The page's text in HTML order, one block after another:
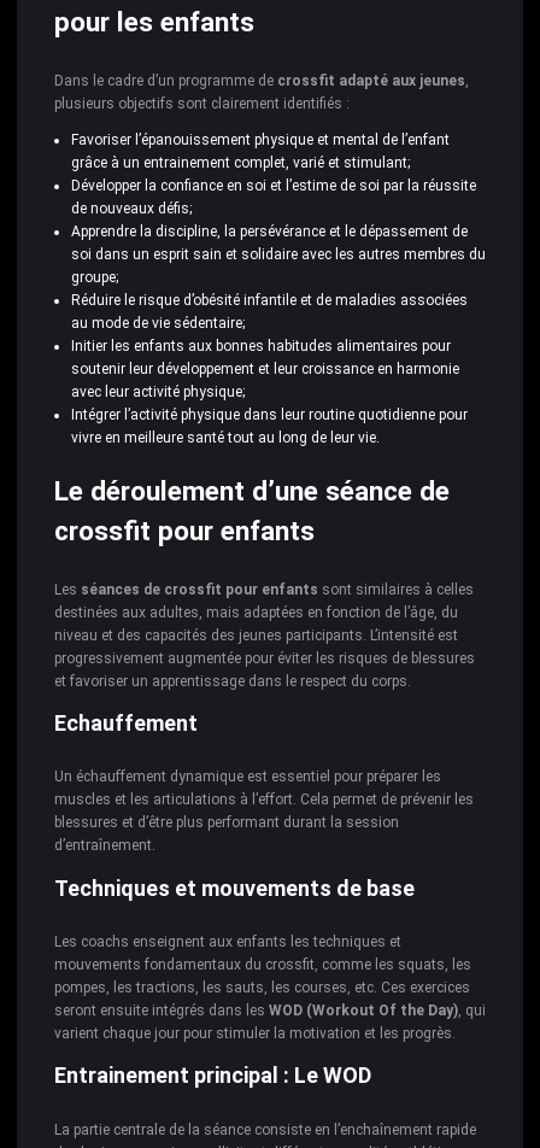
pour les enfants
Dans le cadre d’un programme de crossfit adapté aux jeunes,
plusieurs objectifs sont clairement identifiés :
Favoriser l’épanouissement physique et mental de l’enfant
grâce à un entrainement complet, varié et stimulant;
Développer la confiance en soi et l’estime de soi par la réussite
de nouveaux défis;
Apprendre la discipline, la persévérance et le dépassement de
soi dans un esprit sain et solidaire avec les autres membres du
groupe;
Réduire le risque d’obésité infantile et de maladies associées
au mode de vie sédentaire;
Initier les enfants aux bonnes habitudes alimentaires pour
soutenir leur développement et leur croissance en harmonie
avec leur activité physique;
Intégrer l’activité physique dans leur routine quotidienne pour
vivre en meilleure santé tout au long de leur vie.
Le déroulement d’une séance de
crossfit pour enfants
Les séances de crossfit pour enfants sont similaires à celles
destinées aux adultes, mais adaptées en fonction de l’âge, du
niveau et des capacités des jeunes participants. L’intensité est
progressivement augmentée pour éviter les risques de blessures
et favoriser un apprentissage dans le respect du corps.
Echauffement
Un échauffement dynamique est essentiel pour préparer les
muscles et les articulations à l’effort. Cela permet de prévenir les
blessures et d’être plus performant durant la session
d’entraînement.
Techniques et mouvements de base
Les coachs enseignent aux enfants les techniques et
mouvements fondamentaux du crossfit, comme les squats, les
pompes, les tractions, les sauts, les courses, etc. Ces exercices
seront ensuite intégrés dans les WOD (Workout Of the Day), qui
varient chaque jour pour stimuler la motivation et les progrès.
Entrainement principal : Le WOD
La partie centrale de la séance consiste en l’enchaînement rapide